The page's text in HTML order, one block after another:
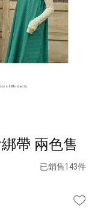
帶 兩色售
已銷售143件